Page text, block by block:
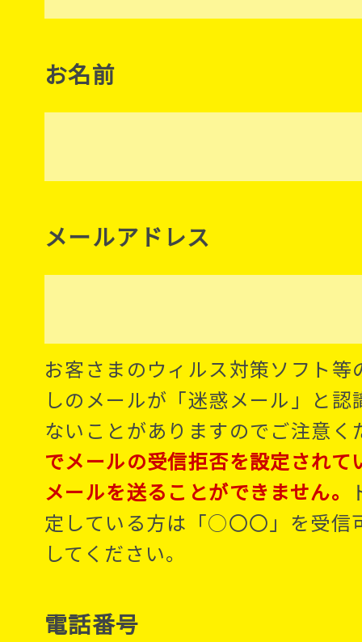
お名前
メールアドレス
お客さまのウィルス対策ソフト
しのメールが「迷惑メール」と
ないことがありますのでご注意く
でメールの受信拒否を設定され
メールを送ることができません。
定している方は「○〇〇」を受信
してください。
電話番号